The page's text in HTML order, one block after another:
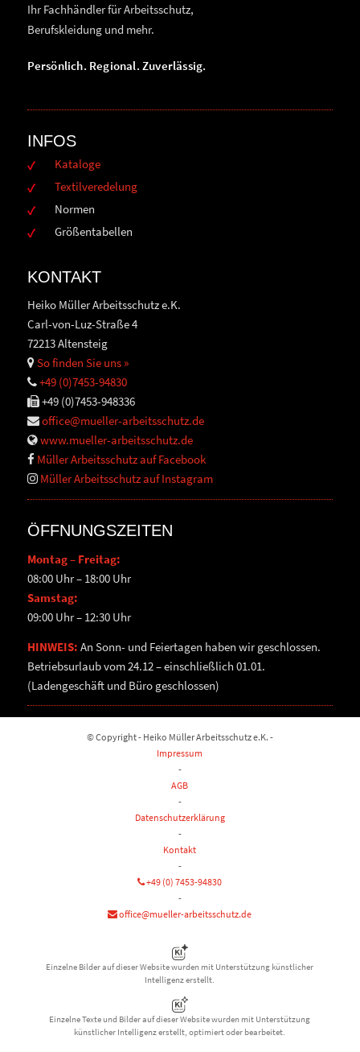
Ihr Fachhändler für Arbeitsschutz,
Berufskleidung und mehr.
Persönlich. Regional. Zuverlässig.
INFOS
Kataloge
Textilveredelung
Normen
Größentabellen
KONTAKT
Heiko Müller Arbeitsschutz e.K.
Carl-von-Luz-Straße 4
72213 Altensteig
So finden Sie uns »
+49 (0)7453-94830
+49 (0)7453-948336
office@mueller-arbeitsschutz.de
www.mueller-arbeitsschutz.de
Müller Arbeitsschutz auf Facebook
Müller Arbeitsschutz auf Instagram
ÖFFNUNGSZEITEN
Montag – Freitag:
08:00 Uhr – 18:00 Uhr
Samstag:
09:00 Uhr – 12:30 Uhr
HINWEIS: An Sonn- und Feiertagen haben wir geschlossen.
Betriebsurlaub vom 24.12 – einschließlich 01.01.
(Ladengeschäft und Büro geschlossen)
© Copyright - Heiko Müller Arbeitsschutz e.K. -
Impressum
-
AGB
-
Datenschutzerklärung
-
Kontakt
-
+49 (0) 7453-94830
-
office@mueller-arbeitsschutz.de
Einzelne Bilder auf dieser Website wurden mit Unterstützung künstlicher
Intelligenz erstellt.
Einzelne Texte und Bilder auf dieser Website wurden mit Unterstützung
künstlicher Intelligenz erstellt, optimiert oder bearbeitet.